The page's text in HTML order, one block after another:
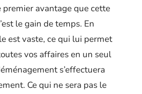
premier avantage que cette
le gain de temps. En
est vaste, ce qui lui permet
vos affaires en un seul
s’effectuera
Ce qui ne sera pas le